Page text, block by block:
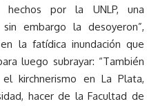
hechos por la UNLP, una
embargo la desoyeron”,
la fatídica inundación que
luego subrayar: “También
kirchnerismo en La Plata,
hacer de la Facultad de